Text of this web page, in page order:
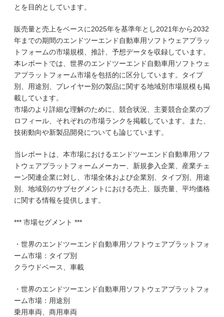
とを目的としています。
販売量と売上をベースに2025年を基準年とし2021年から2032
年までの期間のエンドツーエンド自動車用ソフトウェアプラッ
トフォームの市場規模、推計、予想データを収録しています。
本レポートでは、世界のエンドツーエンド自動車用ソフトウェ
アプラットフォーム市場を包括的に区分しています。タイプ
別、用途別、プレイヤー別の製品に関する地域別市場規模も掲
載しています。
市場のより詳細な理解のために、競合状況、主要競合企業のプ
ロフィール、それぞれの市場ランクを掲載しています。また、
技術動向や新製品開発についても論じています。
当レポートは、本市場におけるエンドツーエンド自動車用ソフ
トウェアプラットフォームメーカー、新規参入企業、産業チェ
ーン関連企業に対し、市場全体および企業別、タイプ別、用途
別、地域別のサブセグメントにおける売上、販売量、平均価格
に関する情報を提供します。
*** 市場セグメント ***
・世界のエンドツーエンド自動車用ソフトウェアプラットフォ
ーム市場：タイプ別
クラウドベース、車載
・世界のエンドツーエンド自動車用ソフトウェアプラットフォ
ーム市場：用途別
乗用車両、商用車両